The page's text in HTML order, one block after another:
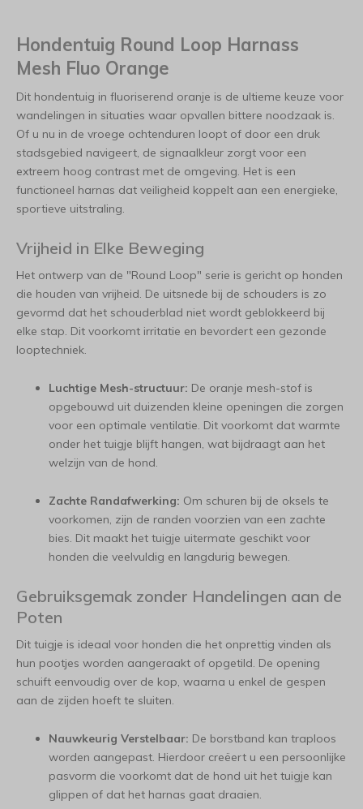
Hondentuig Round Loop Harnass
Mesh Fluo Orange
Dit hondentuig in fluoriserend oranje is de ultieme keuze voor
wandelingen in situaties waar opvallen bittere noodzaak is.
Of u nu in de vroege ochtenduren loopt of door een druk
stadsgebied navigeert, de signaalkleur zorgt voor een
extreem hoog contrast met de omgeving. Het is een
functioneel harnas dat veiligheid koppelt aan een energieke,
sportieve uitstraling.
Vrijheid in Elke Beweging
Het ontwerp van de "Round Loop" serie is gericht op honden
die houden van vrijheid. De uitsnede bij de schouders is zo
gevormd dat het schouderblad niet wordt geblokkeerd bij
elke stap. Dit voorkomt irritatie en bevordert een gezonde
looptechniek.
Luchtige Mesh-structuur: De oranje mesh-stof is
opgebouwd uit duizenden kleine openingen die zorgen
voor een optimale ventilatie. Dit voorkomt dat warmte
onder het tuigje blijft hangen, wat bijdraagt aan het
welzijn van de hond.
Zachte Randafwerking: Om schuren bij de oksels te
voorkomen, zijn de randen voorzien van een zachte
bies. Dit maakt het tuigje uitermate geschikt voor
honden die veelvuldig en langdurig bewegen.
Gebruiksgemak zonder Handelingen aan de
Poten
Dit tuigje is ideaal voor honden die het onprettig vinden als
hun pootjes worden aangeraakt of opgetild. De opening
schuift eenvoudig over de kop, waarna u enkel de gespen
aan de zijden hoeft te sluiten.
Nauwkeurig Verstelbaar: De borstband kan traploos
worden aangepast. Hierdoor creëert u een persoonlijke
pasvorm die voorkomt dat de hond uit het tuigje kan
glippen of dat het harnas gaat draaien.